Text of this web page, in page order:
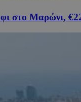
στο Μαρώνι,